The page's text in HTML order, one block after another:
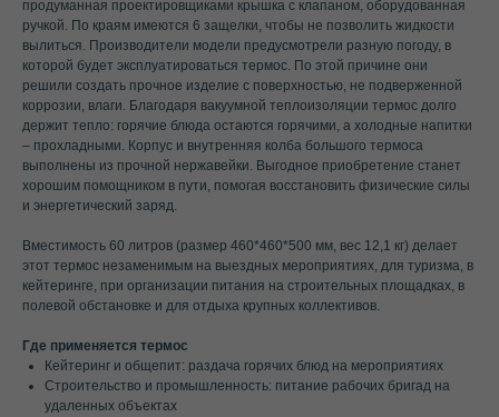
продуманная проектировщиками крышка с клапаном, оборудованная
ручкой. По краям имеются 6 защелки, чтобы не позволить жидкости
вылиться. Производители модели предусмотрели разную погоду, в
которой будет эксплуатироваться термос. По этой причине они
решили создать прочное изделие с поверхностью, не подверженной
коррозии, влаги. Благодаря вакуумной теплоизоляции термос долго
держит тепло: горячие блюда остаются горячими, а холодные напитки
– прохладными. Корпус и внутренняя колба большого термоса
выполнены из прочной нержавейки. Выгодное приобретение станет
хорошим помощником в пути, помогая восстановить физические силы
и энергетический заряд.
Вместимость 60 литров (размер 460*460*500 мм, вес 12,1 кг) делает
этот термос незаменимым на выездных мероприятиях, для туризма, в
кейтеринге, при организации питания на строительных площадках, в
полевой обстановке и для отдыха крупных коллективов.
Где применяется термос
Кейтеринг и общепит: раздача горячих блюд на мероприятиях
Строительство и промышленность: питание рабочих бригад на
удаленных объектах